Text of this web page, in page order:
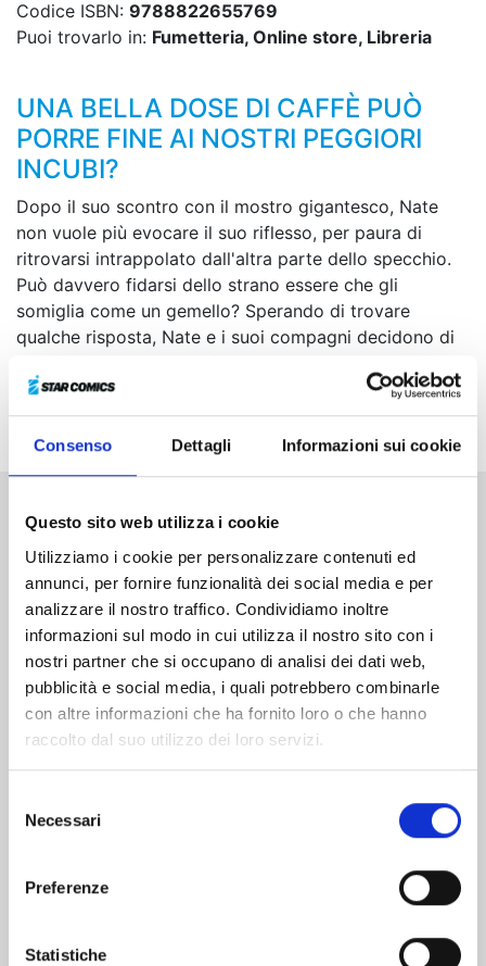
Consenso Dettagli Informazioni sui cookie
Questo sito web utilizza i cookie
Utilizziamo i cookie per personalizzare contenuti ed
annunci, per fornire funzionalità dei social media e per
analizzare il nostro traffico. Condividiamo inoltre
informazioni sul modo in cui utilizza il nostro sito con i
nostri partner che si occupano di analisi dei dati web,
pubblicità e social media, i quali potrebbero combinarle
con altre informazioni che ha fornito loro o che hanno
raccolto dal suo utilizzo dei loro servizi.
delNecessari
Preferenze
Statistiche
Codice ISBN: 9788822655769
Puoi trovarlo in: Fumetteria, Online store, Libreria
UNA BELLA DOSE DI CAFFÈ PUÒ
PORRE FINE AI NOSTRI PEGGIORI
INCUBI?
Dopo il suo scontro con il mostro gigantesco, Nate
non vuole più evocare il suo riflesso, per paura di
ritrovarsi intrappolato dall'altra parte dello specchio.
Può davvero fidarsi dello strano essere che gli
somiglia come un gemello? Sperando di trovare
qualche risposta, Nate e i suoi compagni decidono di
conoscenza di mondi e tempi diversi. Ma un misterioso
coniglio tiene d'occhio i loro movimenti…
Altri volumi della serie